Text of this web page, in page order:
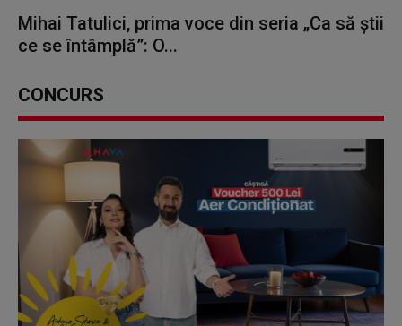
Mihai Tatulici, prima voce din seria „Ca să știi
ce se întâmplă”: O...
CONCURS